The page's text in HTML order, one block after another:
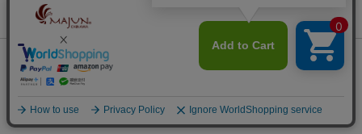
MAJUN Various
（ヴァリアス）
（プラス）
MAJUN OKINAWA
（オキナワ）
OCEAN BLUE
（オーシャンブルー）
LEAF GREEN
（リーフグリーン）
FLOWER RED
（フラワーレッド）
会員は523ポイント付与！
¥10,450税込